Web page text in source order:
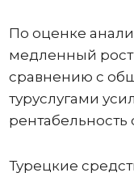
По оценке
медленный рост
сравнению с
туруслугами
рентабельность
Турецкие